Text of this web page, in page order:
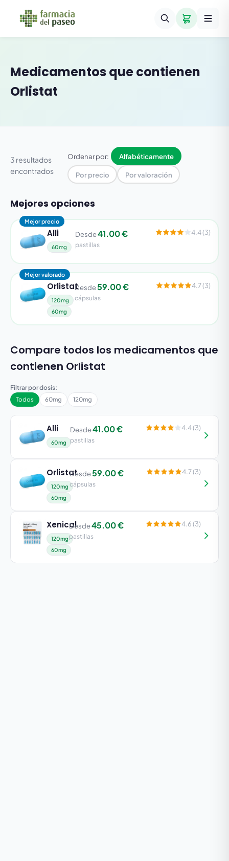
Medicamentos que contienen
Orlistat
3 resultados
encontrados
Ordenar por: Alfabéticamente
Por precio Por valoración
Mejores opciones
Mejor precio
Alli
60mg
Desde41.00 €
pastillas
4.4 (3)
Mejor valorado
Orlistat
120mg
60mg
Desde59.00 €
cápsulas
4.7 (3)
Compare todos los medicamentos que
contienen Orlistat
Filtrar por dosis:
Todos
60mg 120mg
Alli
60mg
Desde41.00 €
pastillas
4.4 (3)
Xenical
120mg
60mg
Desde45.00 €
pastillas
4.6 (3)
Orlistat
120mg
60mg
Desde59.00 €
cápsulas
4.7 (3)